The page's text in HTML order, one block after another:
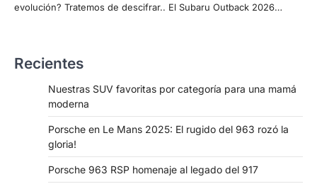
evolución? Tratemos de descifrar.. El Subaru Outback 2026…
Recientes
Nuestras SUV favoritas por categoría para una mamá
moderna
Porsche en Le Mans 2025: El rugido del 963 rozó la
gloria!
Porsche 963 RSP homenaje al legado del 917